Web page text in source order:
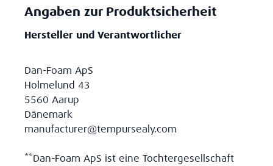
Angaben zur Produktsicherheit
Hersteller und Verantwortlicher
Dan-Foam ApS
Holmelund 43
5560 Aarup
Dänemark
manufacturer@tempursealy.com
**Dan-Foam ApS ist eine Tochtergesellschaft